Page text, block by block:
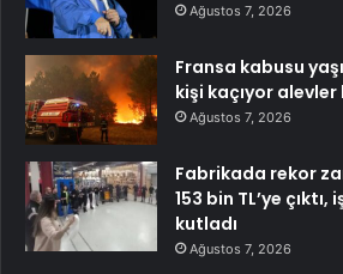
Ağustos 7, 2026
Fransa kabusu
kişi kaçıyor alevler
Ağustos 7, 2026
Fabrikada rekor
153 bin TL’ye
kutladı
Ağustos 7, 2026